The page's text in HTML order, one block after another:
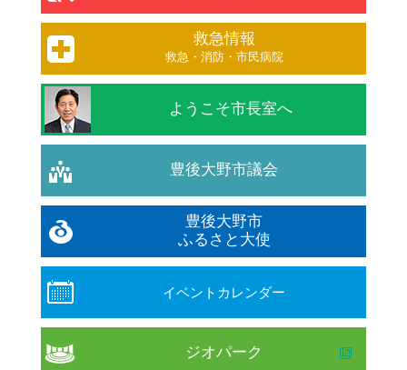
救急情報
救急・消防・市民病院
ようこそ市長室へ
豊後大野市議会
豊後大野市
ふるさと大使
イベントカレンダー
ジオパーク